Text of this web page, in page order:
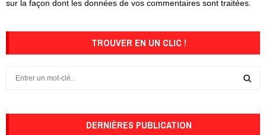
sur la façon dont les données de vos commentaires sont traitées
TROUVER EN UN CLIC !
DERNIÈRES PUBLICATION